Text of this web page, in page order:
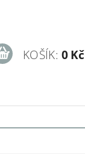
KOŠÍK: 0 Kč